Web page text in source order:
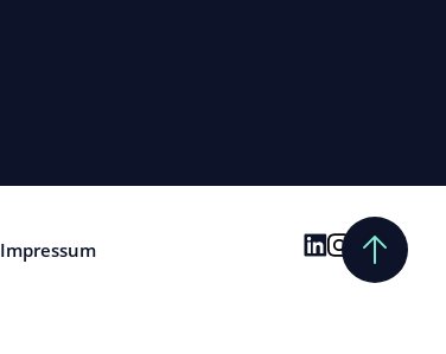
Impressum